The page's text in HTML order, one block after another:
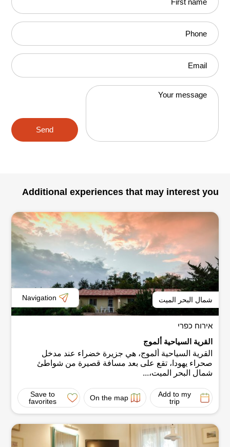
Phone
Email
Your message
Send
Additional experiences that may interest you
شمال البحر الميت Navigation
אירוח כפרי
القرية السياحية ألموج
القرية السياحية ألموج، هي جزيرة خضراء عند مدخل
صحراء يهودا، تقع على بعد مسافة قصيرة من شواطئ
شمال البحر الميت،...
Add to my
trip
On the map
Save to
favorites